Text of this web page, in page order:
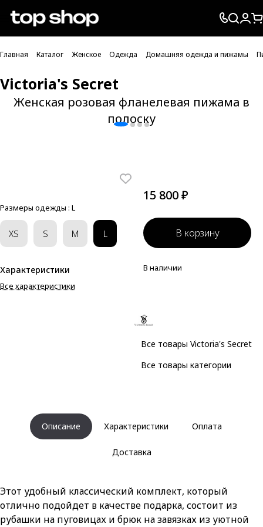
Проверка хлебных крошек
Главная Каталог Женское Одежда Домашняя одежда и пижамы
Victoria's Secret
Женская розовая фланелевая пижама в
полоску
Размеры одежды : L
XS S M L
Характеристики
Все характеристики
15 800 ₽
В корзину
В наличии
Все товары Victoria's Secret
Все товары категории
Описание Характеристики Оплата
Доставка
Этот удобный классический комплект, который
отлично подойдет в качестве подарка, состоит из
рубашки на пуговицах и брюк на завязках из уютной